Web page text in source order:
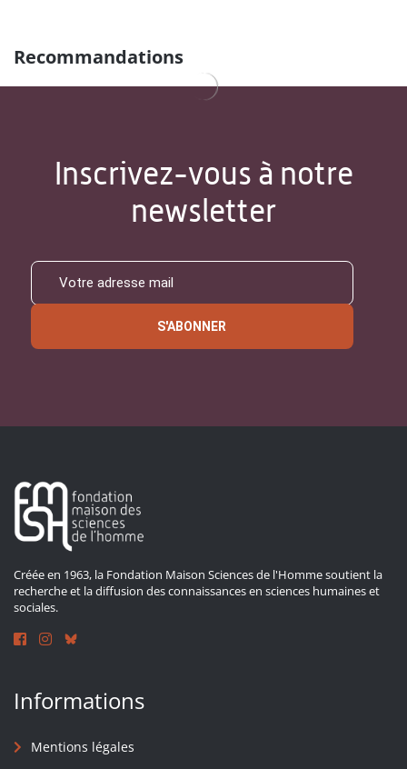
Recommandations
Inscrivez-vous à notre
newsletter
S'ABONNER
Créée en 1963, la Fondation Maison Sciences de l'Homme soutient la
recherche et la diffusion des connaissances en sciences humaines et
sociales.
Informations
Mentions légales